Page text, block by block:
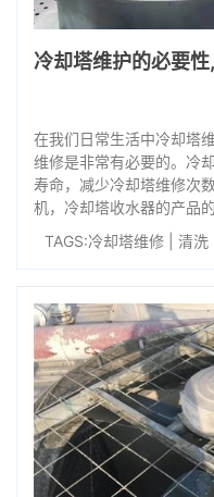
冷却塔维护的必要
在我们日常生活中冷却塔
维修是非常有必要的。冷
寿命，减少冷却塔维修次
机，冷却塔收水器的产品
TAGS:冷却塔维修 清洗